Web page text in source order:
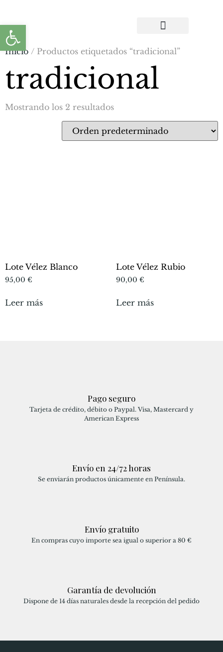
Abrir barra de herramientas
Inicio / Productos etiquetados “tradicional”
tradicional
Mostrando los 2 resultados
Lote Vélez Blanco
95,00 €
Leer más
Lote Vélez Rubio
90,00 €
Leer más
Pago seguro
Tarjeta de crédito, débito o Paypal. Visa, Mastercard y
American Express
Envío en 24/72 horas
Se enviarán productos únicamente en Península.
Envío gratuito
En compras cuyo importe sea igual o superior a 80 €
Garantía de devolución
Dispone de 14 días naturales desde la recepción del pedido